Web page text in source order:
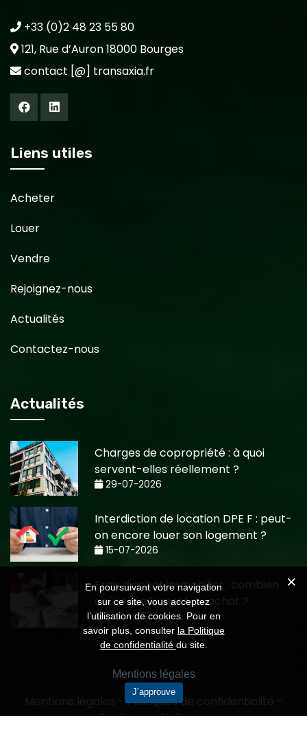
+33 (0)2 48 23 55 80
121, Rue d’Auron 18000 Bourges
contact [@] transaxia.fr
Liens utiles
Acheter
Louer
Vendre
Rejoignez-nous
Actualités
Contactez-nous
Actualités
Charges de copropriété : à quoi
servent-elles réellement ?
29-07-2026
Interdiction de location DPE F : peut-
on encore louer son logement ?
15-07-2026
Frais d'achat immobilier : combien
coûte réellement un achat ?
15-07-2026
-Politiques de confidentialité
Barème-Médiation
En poursuivant votre navigation
sur ce site, vous acceptez
l’utilisation de cookies. Pour en
savoir plus, consulter la Politique
de confidentialité du site.
Mentions légales
J’approuve